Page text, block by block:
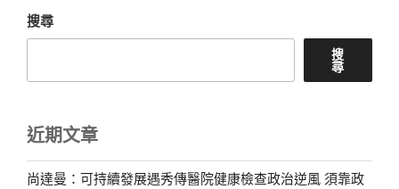
搜尋
搜
尋
近期文章
尚達曼：可持續發展遇秀傳醫院健康檢查政治逆風 須靠政